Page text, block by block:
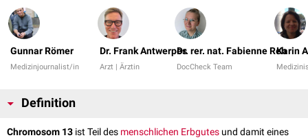
Gunnar Römer
Medizinjournalist/in
Dr. Frank Antwerpes
Arzt | Ärztin
Dr. rer. nat. Fabienne Reh
DocCheck Team
Karin
Definition
Chromosom 13 ist Teil des menschlichen Erbgutes und damit eines